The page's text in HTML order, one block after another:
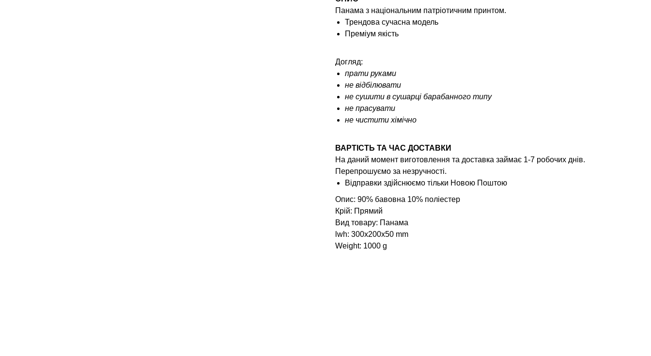
Панама з національним патріотичним принтом.
Трендова сучасна модель
Преміум якість
Догляд:
прати руками
не відбілювати
не сушити в сушарці барабанного типу
не прасувати
не чистити хімічно
ВАРТІСТЬ ТА ЧАС ДОСТАВКИ
На даний момент виготовлення та доставка займає 1-7 робочих днів.
Перепрошуємо за незручності.
Відправки здійснюємо тільки Новою Поштою
Опис: 90% бавовна 10% поліестер
Крій: Прямий
Вид товару: Панама
lwh: 300x200x50 mm
Weight: 1000 g